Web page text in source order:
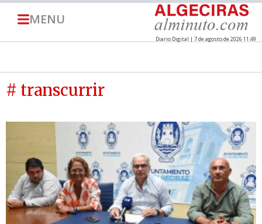
MENU
Diario Digital | 7 de agosto de 2026 11:49
# transcurrir